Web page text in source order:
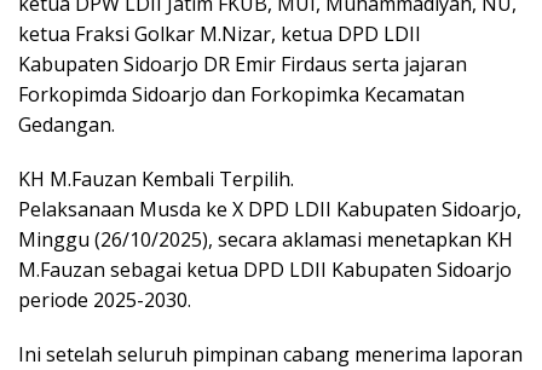
ketua Fraksi Golkar M.Nizar, ketua DPD LDII
Kabupaten Sidoarjo DR Emir Firdaus serta jajaran
Forkopimda Sidoarjo dan Forkopimka Kecamatan
Gedangan.
KH M.Fauzan Kembali Terpilih.
Pelaksanaan Musda ke X DPD LDII Kabupaten Sidoarjo,
Minggu (26/10/2025), secara aklamasi menetapkan KH
M.Fauzan sebagai ketua DPD LDII Kabupaten Sidoarjo
periode 2025-2030.
Ini setelah seluruh pimpinan cabang menerima laporan